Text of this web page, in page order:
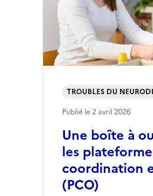
Une boîte à
les
coordination
(PCO)
TROUBLES DU
Publié le2 avril 2026